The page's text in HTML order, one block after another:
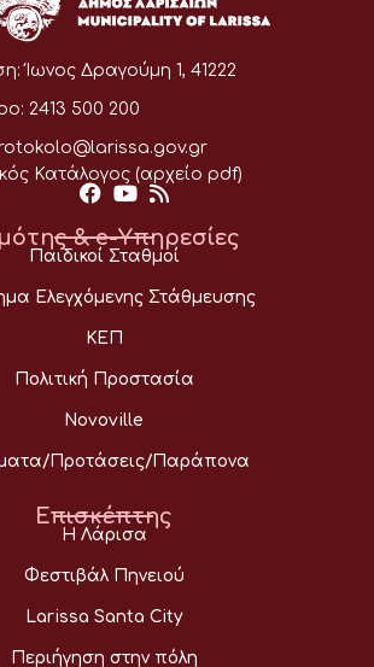
Ίωνος Δραγούμη 1, 41222
2413 500 200
Κατάλογος (αρχείο pdf)
& e-Υπηρεσίες
Παιδικοί Σταθμοί
Ελεγχόμενης Στάθμευσης
ΚΕΠ
Πολιτική Προστασία
Novoville
Προτάσεις/Παράπονα
Επισκέπτης
Η Λάρισα
Φεστιβάλ Πηνειού
Larissa Santa City
Περιήγηση στην πόλη